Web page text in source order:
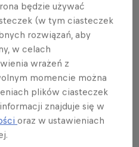
Drink
się więcej
będzie używać
(w tym ciasteczek
rozwiązań, aby
w celach
wrażeń z
momencie można
plików ciasteczek
znajduje się w
oraz w ustawieniach